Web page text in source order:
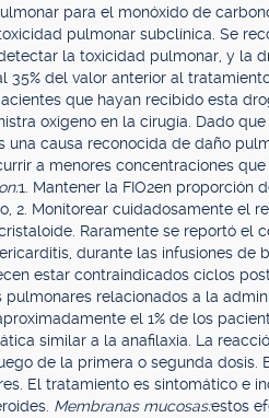
para el monóxido de
pulmonar subclínica. Se
la toxicidad pulmonar, y la
del valor anterior al
que hayan recibido esta
oxígeno en la cirugía. Dado
causa reconocida de daño
a menores concentraciones
1. Mantener la FIO2en proporción
2. Monitorear cuidadosamente el
Raramente se reportó el
durante las infusiones de
estar contraindicados ciclos
relacionados a la
el 1% de los
similar a la anafilaxia. La
de la primera o segunda dosis.
El tratamiento es sintomático e
Membranas mucosas:estos